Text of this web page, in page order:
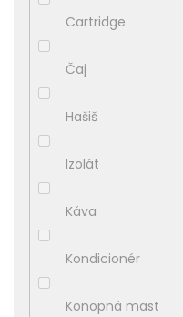
Cartridge
Čaj
Hašiš
Izolát
Káva
Kondicionér
Konopná mast